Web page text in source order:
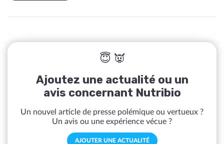
😇 👿
Ajoutez une actualité ou un
avis concernant Nutribio
Un nouvel article de presse polémique ou vertueux ?
Un avis ou une expérience vécue ?
AJOUTER UNE ACTUALITÉ